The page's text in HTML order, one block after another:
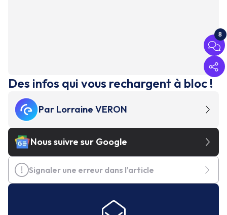
8
Des infos qui vous rechargent à bloc !
Par Lorraine VERON
Nous suivre sur Google
Signaler une erreur dans l'article